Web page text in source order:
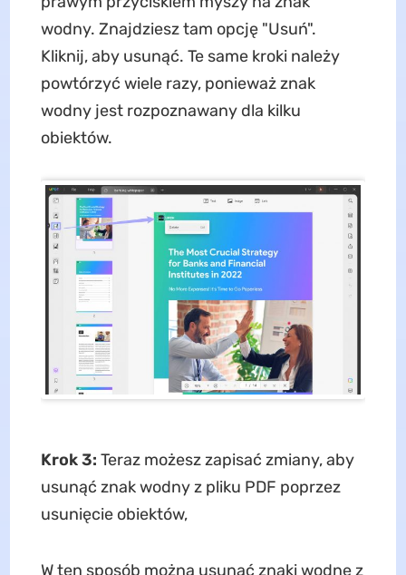
wodny. Znajdziesz tam opcję "Usuń".
Kliknij, aby usunąć. Te same kroki należy
powtórzyć wiele razy, ponieważ znak
wodny jest rozpoznawany dla kilku
obiektów.
Krok 3: Teraz możesz zapisać zmiany, aby
usunąć znak wodny z pliku PDF poprzez
usunięcie obiektów,
W ten sposób można usunąć znaki wodne z